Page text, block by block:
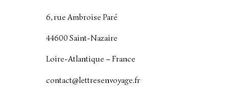
6, rue Ambroise Paré
44600 Saint-Nazaire
Loire-Atlantique – France
contact@lettresenvoyage.fr